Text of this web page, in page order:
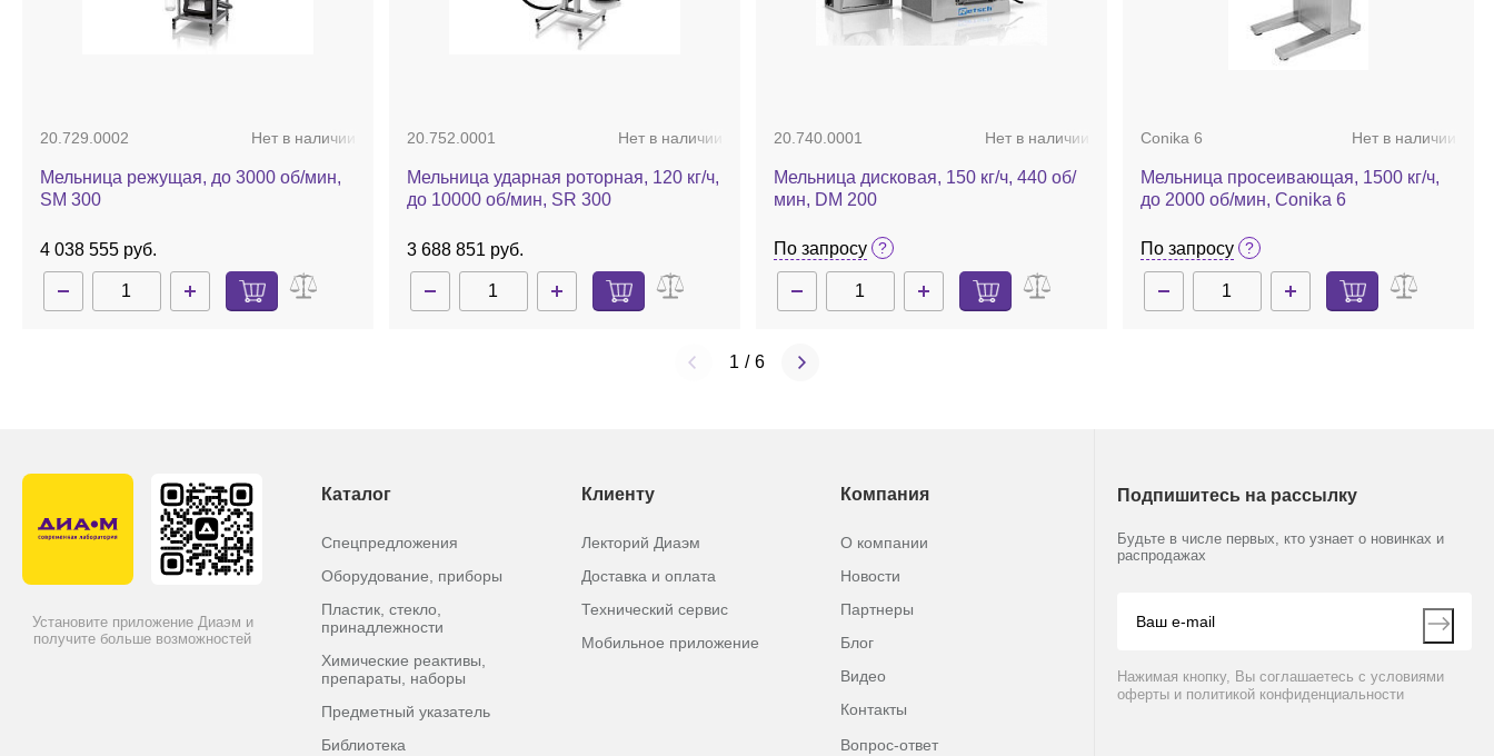
20.729.0002 Нет в наличии
Мельница режущая, до 3000 об/мин,
SM 300
4 038 555 руб.
20.752.0001 Нет в наличии
Мельница ударная роторная, 120 кг/ч,
до 10000 об/мин, SR 300
3 688 851 руб.
20.740.0001 Нет в наличии
Мельница дисковая, 150 кг/ч, 440 об/
мин, DM 200
По запросу
Conika 6 Нет в наличии
Мельница просеивающая, 1500 кг/ч,
до 2000 об/мин, Conika 6
По запросу
1 / 6
Установите приложение Диаэм и
получите больше возможностей
Каталог
Спецпредложения
Оборудование, приборы
Пластик, стекло,
принадлежности
Химические реактивы,
препараты, наборы
Предметный указатель
Библиотека
Клиенту
Лекторий Диаэм
Доставка и оплата
Технический сервис
Мобильное приложение
Компания
О компании
Новости
Партнеры
Блог
Видео
Контакты
Вопрос-ответ
Подпишитесь на рассылку
Будьте в числе первых, кто узнает о новинках и
распродажах
Нажимая кнопку, Вы соглашаетесь с условиями
оферты и политикой конфиденциальности